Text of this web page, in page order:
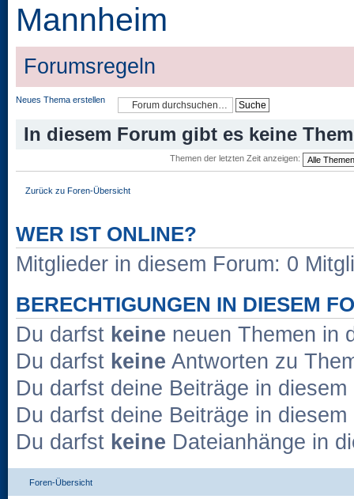
Mannheim
Forumsregeln
Neues Thema erstellen
In diesem Forum gibt es keine
Themen der letzten Zeit anzeigen:
Zurück zu Foren-Übersicht
WER IST ONLINE?
Mitglieder in diesem Forum: 0
BERECHTIGUNGEN IN DIESEM
Du darfst keine neuen Themen in
Du darfst keine Antworten zu
Du darfst deine Beiträge in
Du darfst deine Beiträge in
Du darfst keine Dateianhänge in
Foren-Übersicht